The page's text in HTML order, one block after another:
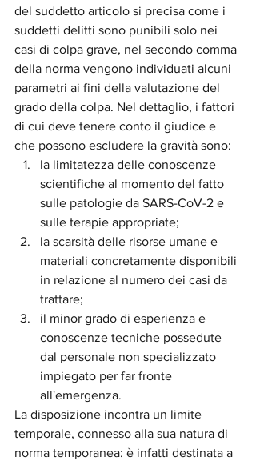
del suddetto articolo si precisa come i
suddetti delitti sono punibili solo nei
casi di colpa grave, nel secondo comma
della norma vengono individuati alcuni
parametri ai fini della valutazione del
grado della colpa. Nel dettaglio, i fattori
di cui deve tenere conto il giudice e
che possono escludere la gravità sono:
la limitatezza delle conoscenze
scientifiche al momento del fatto
sulle patologie da SARS-CoV-2 e
sulle terapie appropriate;
la scarsità delle risorse umane e
materiali concretamente disponibili
in relazione al numero dei casi da
trattare;
il minor grado di esperienza e
conoscenze tecniche possedute
dal personale non specializzato
impiegato per far fronte
all'emergenza.
La disposizione incontra un limite
temporale, connesso alla sua natura di
norma temporanea: è infatti destinata a